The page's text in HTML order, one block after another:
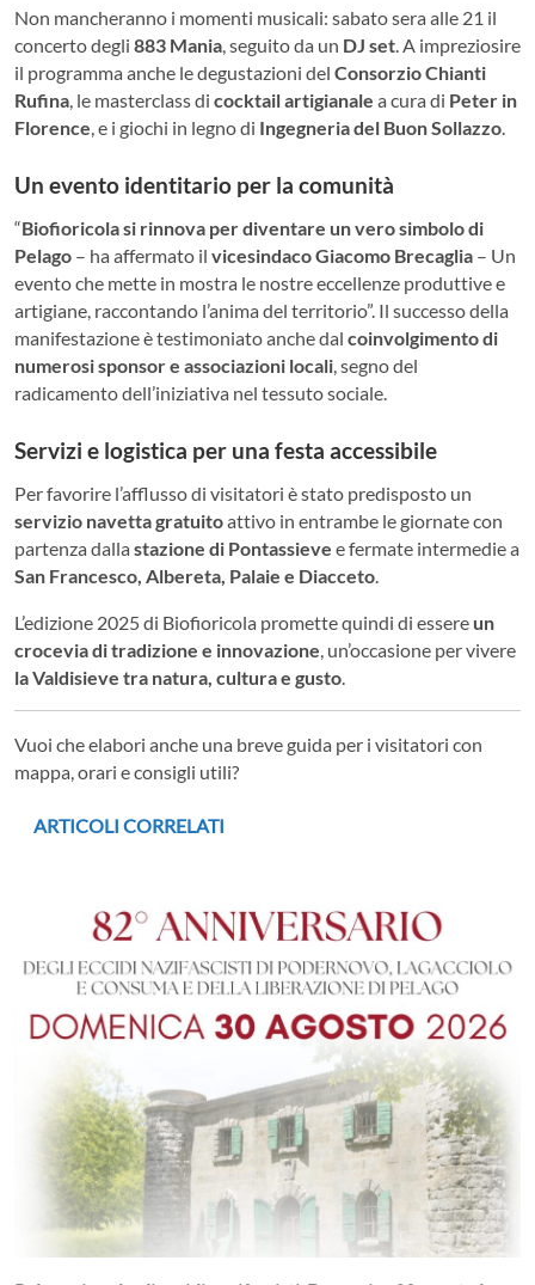
Non mancheranno i momenti musicali: sabato sera alle 21 il
concerto degli 883 Mania, seguito da un DJ set. A impreziosire
il programma anche le degustazioni del Consorzio Chianti
Rufina, le masterclass di cocktail artigianale a cura di Peter in
Florence, e i giochi in legno di Ingegneria del Buon Sollazzo.
Un evento identitario per la comunità
“Biofioricola si rinnova per diventare un vero simbolo di
Pelago – ha affermato il vicesindaco Giacomo Brecaglia – Un
evento che mette in mostra le nostre eccellenze produttive e
artigiane, raccontando l’anima del territorio”. Il successo della
manifestazione è testimoniato anche dal coinvolgimento di
numerosi sponsor e associazioni locali, segno del
radicamento dell’iniziativa nel tessuto sociale.
Servizi e logistica per una festa accessibile
Per favorire l’afflusso di visitatori è stato predisposto un
servizio navetta gratuitoattivo in entrambe le giornate con
partenza dalla stazione di Pontassieve e fermate intermedie a
San Francesco, Albereta, Palaie e Diacceto
L’edizione 2025 di Biofioricola promette quindi di essere un
crocevia di tradizione e innovazione , un’occasione per vivere
la Valdisieve tra natura, cultura e gusto
Vuoi che elabori anche una breve guida per i visitatori con
mappa, orari e consigli utili?
ARTICOLI CORRELATI